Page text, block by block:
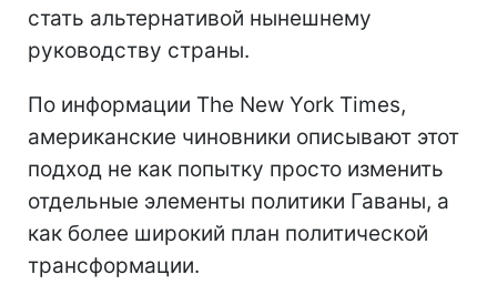
стать альтернативой нынешнему
руководству страны.
По информации The New York Times,
американские чиновники описывают этот
подход не как попытку просто изменить
отдельные элементы политики Гаваны, а
как более широкий план политической
трансформации.